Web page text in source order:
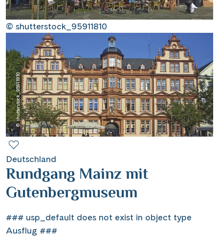
Mentions légales
Contact professionnel
Hotline +41 71 552 40 30CH|DE
© shutterstock_95911810
© shutterstock_95911810
Deutschland
Rundgang Mainz mit
Gutenbergmuseum
### usp_default does not exist in object type
Ausflug ###